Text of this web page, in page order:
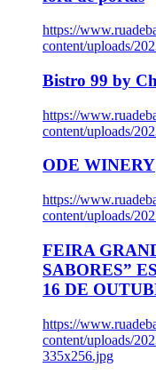
https://
content/uploads/
Bistro 99 by
https://
content/uploads/
ODE WINERY
https://
content/uploads/
FEIRA
SABORES”
16 DE
https://
content/uploads/
335x256.jpg